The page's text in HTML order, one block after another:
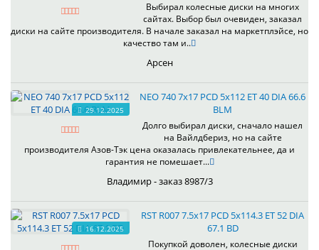
Выбирал колесные диски на многих
сайтах. Выбор был очевиден, заказал
диски на сайте производителя. В начале заказал на маркетплэйсе, но
качество там и..
Арсен
29.12.2025
NEO 740 7x17 PCD 5x112 ET 40 DIA 66.6
BLM
Долго выбирал диски, сначало нашел
на Вайлдбериз, но на сайте
производителя Азов-Тэк цена оказалась привлекательнее, да и
гарантия не помешает...
Владимир - заказ 8987/3
16.12.2025
RST R007 7.5x17 PCD 5x114.3 ET 52 DIA
67.1 BD
Покупкой доволен, колесные диски